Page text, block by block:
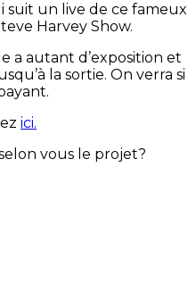
suit un live de ce fameux
Harvey Show.
a autant d’exposition et
la sortie. On verra si
ici.
vous le projet?